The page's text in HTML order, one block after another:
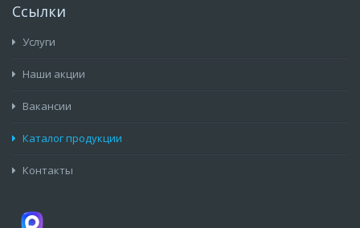
Ссылки
Услуги
Наши акции
Вакансии
Каталог продукции
Контакты